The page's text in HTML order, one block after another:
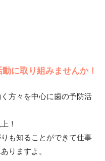
に取り組みませんか！
方々を中心に歯の予防活
！
も知ることができて仕事
りますよ。